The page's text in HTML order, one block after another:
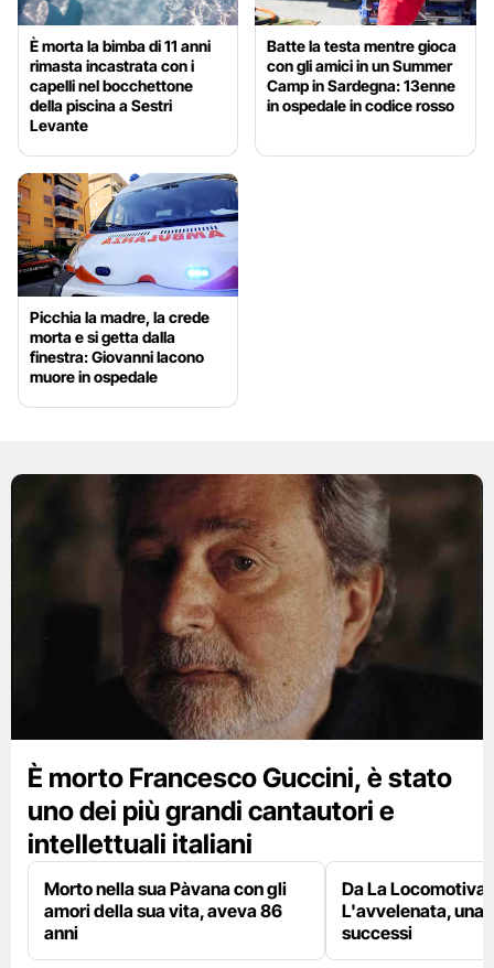
È morta la bimba di 11 anni
rimasta incastrata con i
capelli nel bocchettone
della piscina a Sestri
Levante
Batte la testa mentre gioca
con gli amici in un Summer
Camp in Sardegna: 13enne
in ospedale in codice rosso
Picchia la madre, la crede
morta e si getta dalla
finestra: Giovanni Iacono
muore in ospedale
È morto Francesco Guccini, è stato
uno dei più grandi cantautori e
intellettuali italiani
Morto nella sua Pàvana con gli
amori della sua vita, aveva 86
anni
Da La Locomotiva
L'avvelenata, una
successi